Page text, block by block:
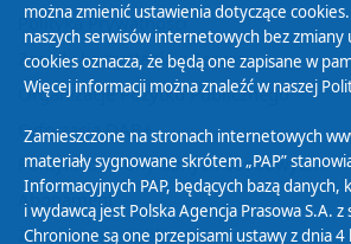
Polityka Prywatności
Zasady korzystania z Serwisu
Organizacje Pożytku Publicznego
Cyfryzacja DAB+
Polityka ochrony danych osobowych
Abonament
Zamówienia publiczne
można zmienić ustawienia dotyczące
naszych serwisów internetowych bez zmiany
cookies oznacza, że będą one zapisane w
Więcej informacji można znaleźć w naszej
Zamieszczone na stronach internetowych
materiały sygnowane skrótem „PAP”
Informacyjnych PAP, będących bazą
i wydawcą jest Polska Agencja Prasowa S.A.
Chronione są one przepisami ustawy z dnia